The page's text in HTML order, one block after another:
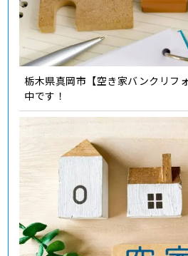
栃木県真岡市【空き家バンクリフ
中です！